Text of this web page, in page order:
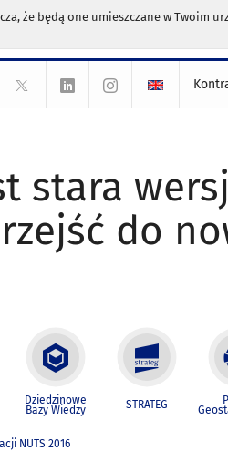
że będą one umieszczane w Twoim
stara
do
Dziedzinowe
Bazy Wiedzy STRATEG
NUTS 2016